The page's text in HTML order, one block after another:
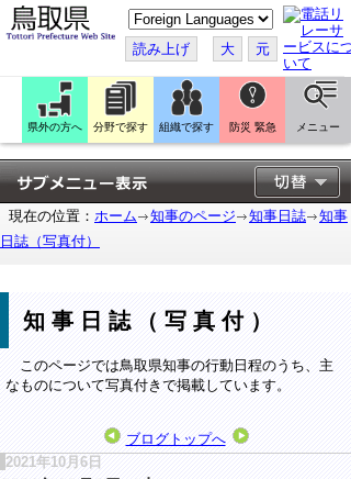
こ
の
ペ
ー
ジ
翻
訳
す
る
読み上げ 大 元
県外の方へ 分野で探す 組織で探す 防災 緊急 メニュー
現在の位置： ホーム 知事のページ 知事日誌
知事
日誌（写真付）
知事日誌（写真付）
このページでは鳥取県知事の行動日程のうち、主
なものについて写真付きで掲載しています。
ブログトップへ
2021年10月6日